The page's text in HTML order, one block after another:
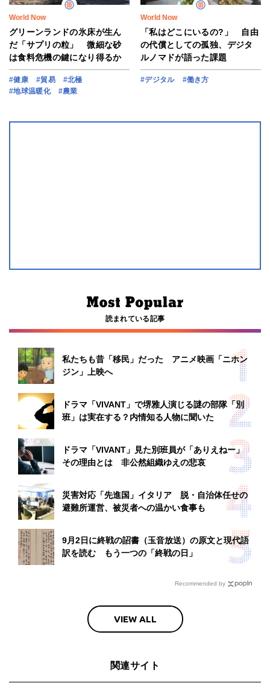
World Now
グリーンランドの氷床が生ん
だ「サプリの粒」 微細な砂
は食料危機の鍵になり得るか
#健康 #貿易
#北極
#地球温暖化
#農業
World Now
「私はどこにいるの?」 自由
の代償としての孤独、デジタ
ルノマドが語った課題
#デジタル #働き方
読まれている記事
私たちも昔「移民」だった アニメ映画「ニホン
ジン」上映へ
ドラマ「VIVANT」で堺雅人演じる謎の部隊「別
班」は実在する？内情知る人物に聞いた
ドラマ「VIVANT」見た別班員が「ありえねー」
その理由とは 非公然組織ゆえの悲哀
災害対応「先進国」イタリア 脱・自治体任せの
避難所運営、被災者への温かい食事も
9月2日に終戦の詔書（玉音放送）の原文と現代語
訳を読む もう一つの「終戦の日」
Recommended by
VIEW ALL
関連サイト